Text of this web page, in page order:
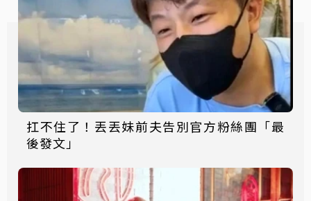
扛不住了！丟丟妹前夫告別官方粉絲團「最
後發文」